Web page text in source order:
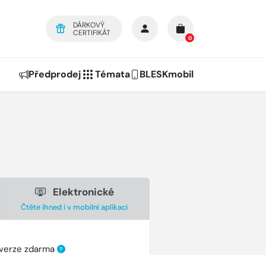
DÁRKOVÝ
CERTIFIKÁT
0
Předprodej Témata BLESKmobil
Elektronické
Čtěte ihned i v mobilní aplikaci
zdarma ?